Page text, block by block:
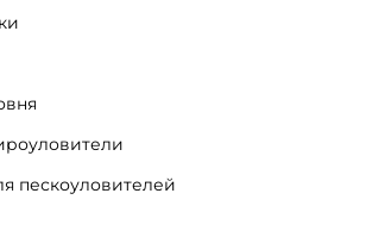
пескоуловителей